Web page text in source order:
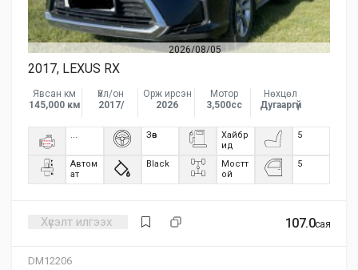
2026/08/05
DM12206
2017, LEXUS RX
Явсан км
145,000 км
Үйл/он
2017/
Орж ирсэн
2026
Мотор
3,500сс
Нөхцөл
Дугааргүй
... Зөв
Хайбр
ид
5
Автом
ат
Black
Мостт
ой
5
107.0сая
Хүсэлт илгээх